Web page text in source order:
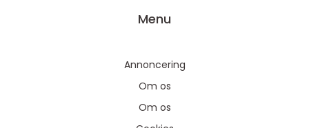
Menu
Annoncering
Om os
Om os